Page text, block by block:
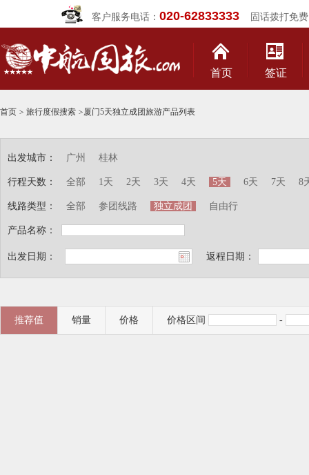
客户服务电话： 020-62833333固话拨打免费
首页 签证
首页 > 旅行度假搜索 >厦门5天独立成团旅游产品列表
出发城市：
行程天数：
线路类型：
产品名称：
广州 桂林
全部 1天 2天 3天 4天 5天 6天 7天 8
全部 参团线路 独立成团 自由行
出发日期： 返程日期：
推荐值 销量 价格 价格区间 -